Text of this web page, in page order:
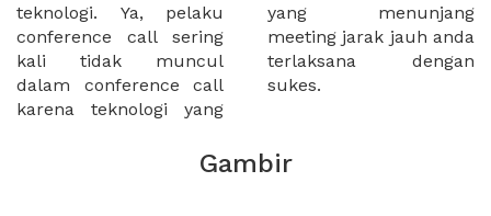
teknologi. Ya, pelaku
conference call sering
kali tidak muncul
dalam conference call
karena teknologi yang
yang menunjang
meeting jarak jauh anda
terlaksana dengan
sukes.
Gambir